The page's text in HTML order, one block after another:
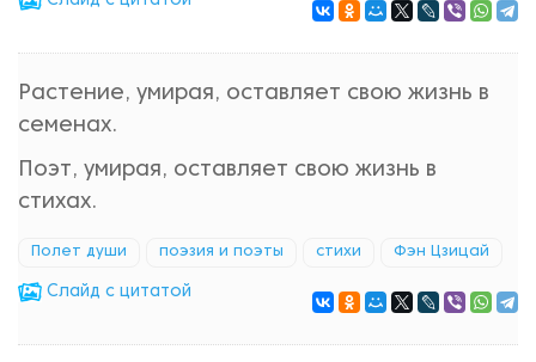
Растение, умирая, оставляет свою жизнь в
семенах.
Поэт, умирая, оставляет свою жизнь в
стихах.
Полет души поэзия и поэты стихи Фэн Цзицай
Cлайд с цитатой